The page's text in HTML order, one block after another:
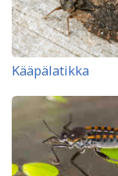
Kääpälatikka